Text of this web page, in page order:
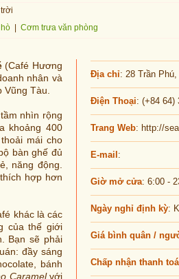
Cơm trưa văn phòng
(Café Hương
nhân và
Tàu.
nhìn rộng
khoảng 400
mái cho
bàn ghế đủ
năng động.
hợp hơn
khác là các
của thế giới
Bạn sẽ phải
đầy sáng
bánh
Caramelvới
Địa chỉ: 28 Trần
Điện Thoại: (+84 64)
Trang Web: http://
E-mail :
Giờ mở cửa: 6:00 -
Ngày nghỉ định kỳ:
Giá bình quân /
Chấp nhận thanh